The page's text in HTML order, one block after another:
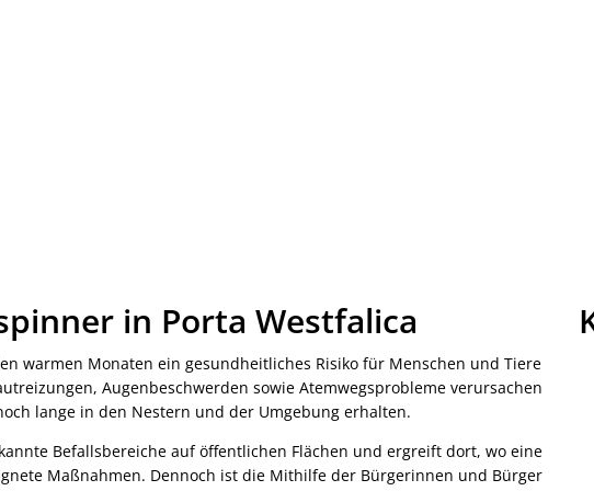
in Porta Westfalica
warmen Monaten ein gesundheitliches Risiko für Menschen und Tiere
Augenbeschwerden sowie Atemwegsprobleme verursachen
lange in den Nestern und der Umgebung erhalten.
Befallsbereiche auf öffentlichen Flächen und ergreift dort, wo eine
Maßnahmen. Dennoch ist die Mithilfe der Bürgerinnen und Bürger